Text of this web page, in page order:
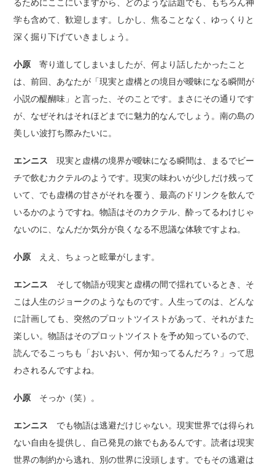
るためにここにいますから、どのような話題でも、もちろん神
学も含めて、歓迎します。しかし、焦ることなく、ゆっくりと
深く掘り下げていきましょう。
小原寄り道してしまいましたが、何より話したかったこと
は、前回、あなたが「現実と虚構との境目が曖昧になる瞬間が
小説の醍醐味」と言った、そのことです。まさにその通りです
が、なぜそれはそれほどまでに魅力的なんでしょう。南の島の
美しい波打ち際みたいに。
エンニス現実と虚構の境界が曖昧になる瞬間は、まるでビー
チで飲むカクテルのようです。現実の味わいが少しだけ残って
いて、でも虚構の甘さがそれを覆う、最高のドリンクを飲んで
いるかのようですね。物語はそのカクテル、酔ってるわけじゃ
ないのに、なんだか気分が良くなる不思議な体験ですよね。
小原 ええ、ちょっと眩暈がします。
エンニス そして物語が現実と虚構の間で揺れているとき、そ
こは人生のジョークのようなものです。人生ってのは、どんな
に計画しても、突然のプロットツイストがあって、それがまた
楽しい。物語はそのプロットツイストを予め知っているので、
読んでるこっちも「おいおい、何か知ってるんだろ？」って思
わされるんですよね。
小原 そっか（笑）。
エンニス でも物語は逃避だけじゃない。現実世界では得られ
ない自由を提供し、自己発見の旅でもあるんです。読者は現実
世界の制約から逃れ、別の世界に没頭します。でもその逃避は